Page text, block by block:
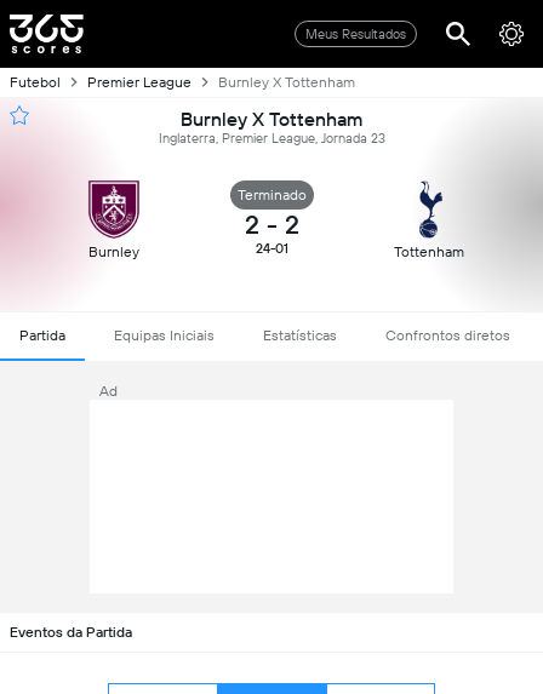
Meus Resultados
Futebol Premier League Burnley X Tottenham
Burnley X Tottenham
Inglaterra, Premier League, Jornada 23
Burnley
Terminado
2 - 2
24-01 Tottenham
Partida Equipas Iniciais Estatísticas Confrontos diretos
Ad
Eventos da Partida